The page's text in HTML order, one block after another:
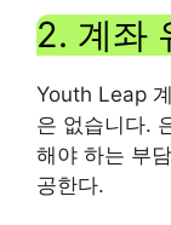
2. 계좌
Youth Leap
은 없습니다.
해야 하는 부
공한다.